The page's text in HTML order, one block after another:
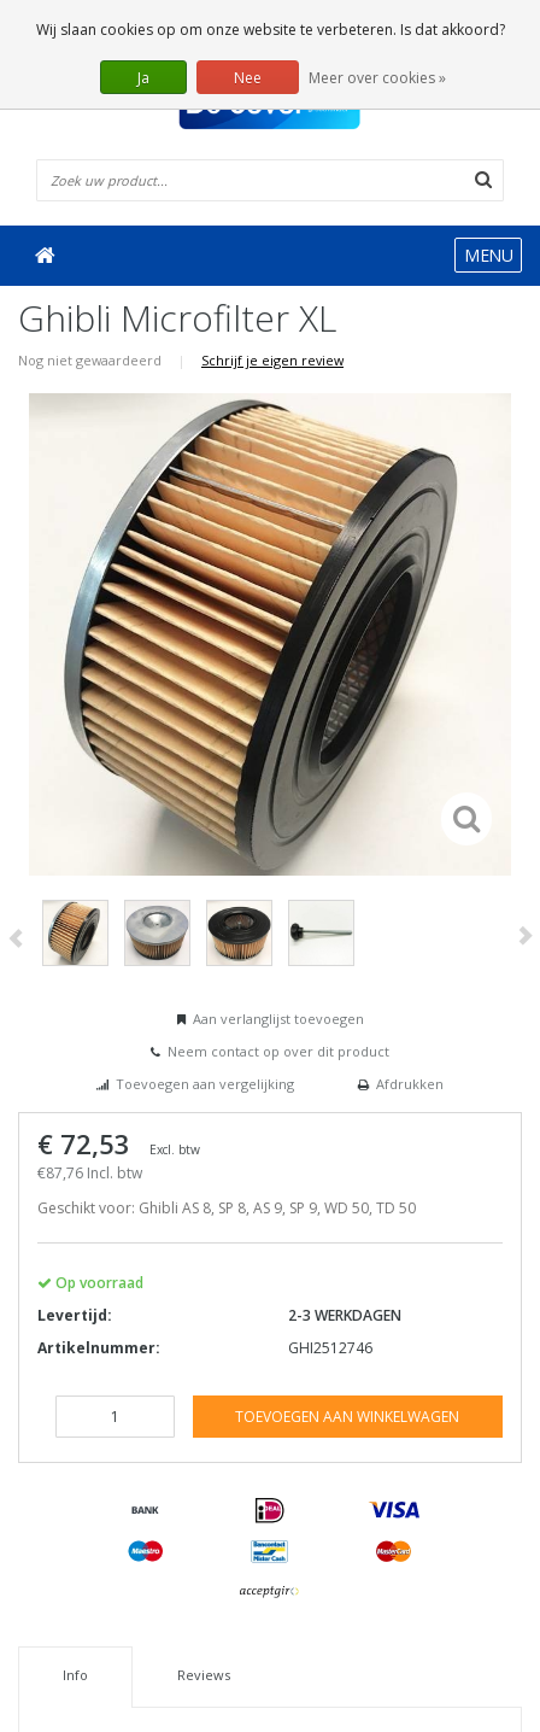
0 Artikelen
MENU
Ghibli Microfilter XL
Nog niet gewaardeerd | Schrijf je eigen review
Aan verlanglijst toevoegen
Neem contact op over dit product
Toevoegen aan vergelijking
Afdrukken
€ 72,53 Excl. btw
€87,76 Incl. btw
Geschikt voor: Ghibli AS 8, SP 8, AS 9, SP 9, WD 50, TD 50
Op voorraad
Levertijd:
2-3 WERKDAGEN
Artikelnummer:
GHI2512746
TOEVOEGEN AAN WINKELWAGEN
Info Reviews
Wij slaan cookies op om onze website te verbeteren. Is dat akkoord?
Ja Nee Meer over cookies »